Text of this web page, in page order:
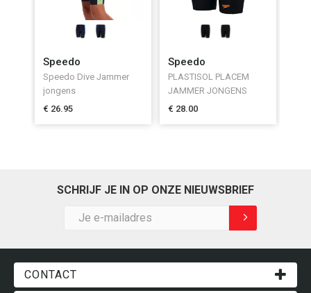
Speedo
Speedo Dive Jammer
jongens
€ 26.95
Speedo
PLASTISOL PLACEM
JAMMER JONGENS
€ 28.00
SCHRIJF JE IN OP ONZE NIEUWSBRIEF
CONTACT